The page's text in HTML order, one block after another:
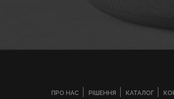
ПРО НАС РІШЕННЯ КАТАЛОГ